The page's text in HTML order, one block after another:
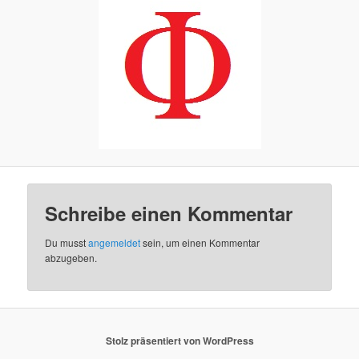
Schreibe einen Kommentar
Du musstangemeldetsein, um einen Kommentar
abzugeben.
Stolz präsentiert von WordPress